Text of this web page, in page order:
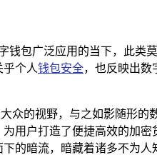
包广泛应用的当下，此类
个人钱包安全，也反映出数
众的视野，与之如影随形
用户打造了便捷高效的加
的暗流，暗藏着诸多不为人